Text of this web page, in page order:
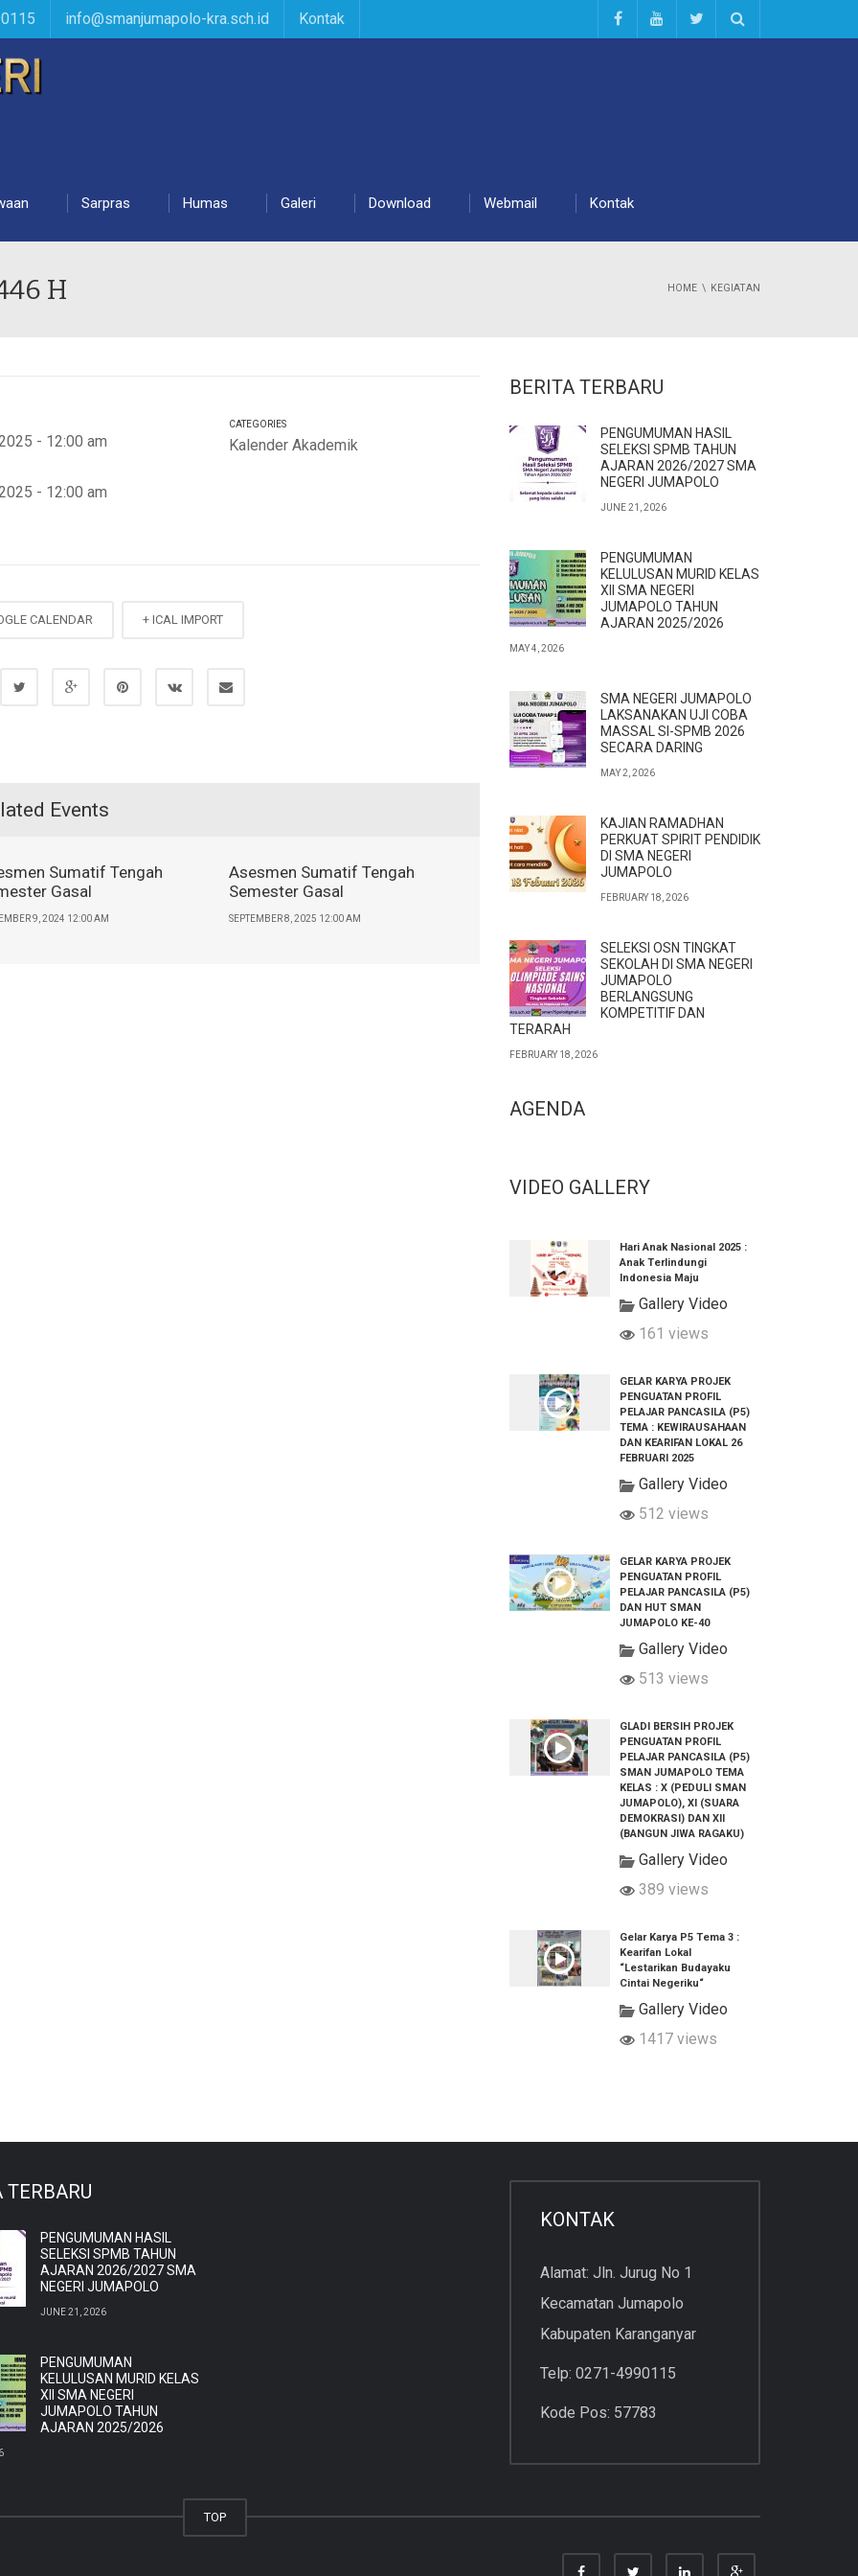
info@smanjumapolo-kra.sch.id Kontak
Sarpras Humas Galeri Download Webmail Kontak
H HOME KEGIATAN
- 12:00 am
- 12:00 am
CATEGORIES
Kalender Akademik
CALENDAR + ICAL IMPORT
Events
Sumatif Tengah
Gasal
9, 2024 12:00 AM
Asesmen Sumatif Tengah
Semester Gasal
SEPTEMBER 8, 2025 12:00 AM
BERITA TERBARU
PENGUMUMAN HASIL
SELEKSI SPMB TAHUN
AJARAN 2026/2027 SMA
NEGERI JUMAPOLO
JUNE 21, 2026
PENGUMUMAN
KELULUSAN MURID KELAS
XII SMA NEGERI
JUMAPOLO TAHUN
AJARAN 2025/2026
MAY 4, 2026
SMA NEGERI JUMAPOLO
LAKSANAKAN UJI COBA
MASSAL SI-SPMB 2026
SECARA DARING
MAY 2, 2026
KAJIAN RAMADHAN
PERKUAT SPIRIT PENDIDIK
DI SMA NEGERI
JUMAPOLO
FEBRUARY 18, 2026
SELEKSI OSN TINGKAT
SEKOLAH DI SMA NEGERI
JUMAPOLO
BERLANGSUNG
KOMPETITIF DAN
TERARAH
FEBRUARY 18, 2026
AGENDA
VIDEO GALLERY
Hari Anak Nasional 2025 :
Anak Terlindungi
Indonesia Maju
Gallery Video
161 views
GELAR KARYA PROJEK
PENGUATAN PROFIL
PELAJAR PANCASILA (P5)
TEMA : KEWIRAUSAHAAN
DAN KEARIFAN LOKAL 26
FEBRUARI 2025
Gallery Video
512 views
GELAR KARYA PROJEK
PENGUATAN PROFIL
PELAJAR PANCASILA (P5)
DAN HUT SMAN
JUMAPOLO KE-40
Gallery Video
513 views
GLADI BERSIH PROJEK
PENGUATAN PROFIL
PELAJAR PANCASILA (P5)
SMAN JUMAPOLO TEMA
KELAS : X (PEDULI SMAN
JUMAPOLO), XI (SUARA
DEMOKRASI) DAN XII
(BANGUN JIWA RAGAKU)
Gallery Video
389 views
Gelar Karya P5 Tema 3 :
Kearifan Lokal
“Lestarikan Budayaku
Cintai Negeriku“
Gallery Video
1417 views
TERBARU
PENGUMUMAN HASIL
SELEKSI SPMB TAHUN
AJARAN 2026/2027 SMA
NEGERI JUMAPOLO
JUNE 21, 2026
PENGUMUMAN
KELULUSAN MURID KELAS
XII SMA NEGERI
JUMAPOLO TAHUN
AJARAN 2025/2026
KONTAK
Alamat: Jln. Jurug No 1
Kecamatan Jumapolo
Kabupaten Karanganyar
Telp: 0271-4990115
Kode Pos: 57783
TOP